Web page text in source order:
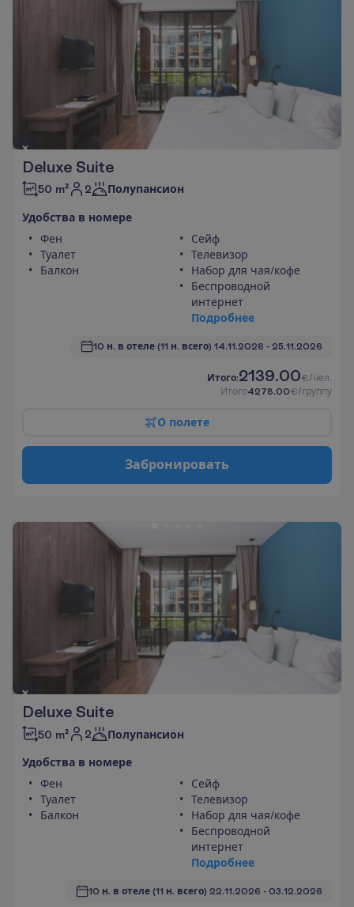
Deluxe Suite
50 m² 2 Полупансион
Удобства в номере
Фен
Туалет
Балкон
Сейф
Телевизор
Набор для чая/кофе
Беспроводной
интернет
Подробнее
10 н. в отеле (11 н. всего) 14.11.2026 - 25.11.2026
Итого:2139.00€/чел.
Итого4278.00€/группу
О полете
Забронировать
Deluxe Suite
50 m² 2 Полупансион
Удобства в номере
Фен
Туалет
Балкон
Сейф
Телевизор
Набор для чая/кофе
Беспроводной
интернет
Подробнее
10 н. в отеле (11 н. всего) 22.11.2026 - 03.12.2026